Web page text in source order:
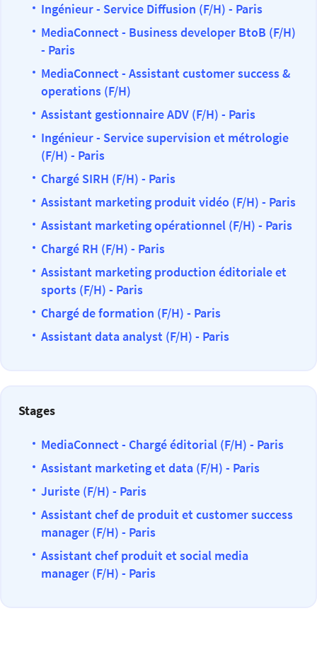
Ingénieur - Service Diffusion (F/H) - Paris
MediaConnect - Business developer BtoB (F/H)
- Paris
MediaConnect - Assistant customer success &
operations (F/H)
Assistant gestionnaire ADV (F/H) - Paris
Ingénieur - Service supervision et métrologie
(F/H) - Paris
Chargé SIRH (F/H) - Paris
Assistant marketing produit vidéo (F/H) - Paris
Assistant marketing opérationnel (F/H) - Paris
Chargé RH (F/H) - Paris
Assistant marketing production éditoriale et
sports (F/H) - Paris
Chargé de formation (F/H) - Paris
Assistant data analyst (F/H) - Paris
Stages
MediaConnect - Chargé éditorial (F/H) - Paris
Assistant marketing et data (F/H) - Paris
Juriste (F/H) - Paris
Assistant chef de produit et customer success
manager (F/H) - Paris
Assistant chef produit et social media
manager (F/H) - Paris